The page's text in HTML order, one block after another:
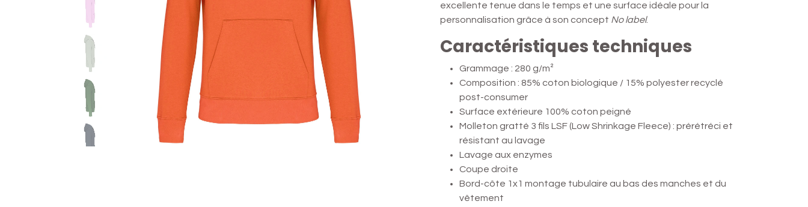
excellente tenue dans le temps et une surface idéale pour la
personnalisation grâce à son concept No label.
Caractéristiques techniques
Grammage : 280 g/m²
Composition : 85% coton biologique / 15% polyester recyclé
post-consumer
Surface extérieure 100% coton peigné
Molleton gratté 3 fils LSF (Low Shrinkage Fleece) : prérétréci et
résistant au lavage
Lavage aux enzymes
Coupe droite
Bord-côte 1x1 montage tubulaire au bas des manches et du
vêtement